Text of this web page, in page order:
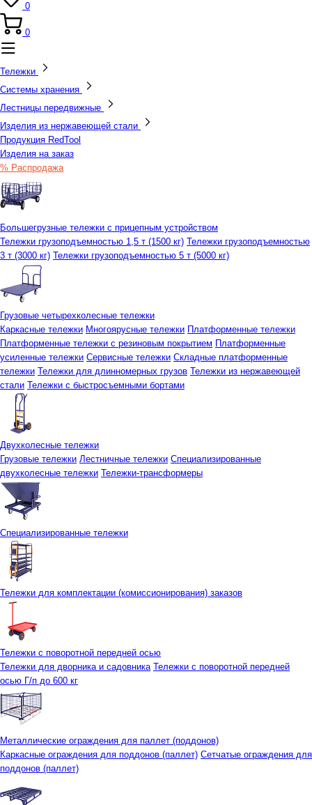
0
0
Тележки
Системы хранения
Лестницы передвижные
Изделия из нержавеющей стали
Продукция RedTool
Изделия на заказ
% Распродажа
Большегрузные тележки с прицепным устройством
Тележки грузоподъемностью 1,5 т (1500 кг) Тележки грузоподъемностью
3 т (3000 кг) Тележки грузоподъемностью 5 т (5000 кг)
Грузовые четырехколесные тележки
Каркасные тележки Многоярусные тележки Платформенные тележки
Платформенные тележки с резиновым покрытием Платформенные
усиленные тележки Сервисные тележки Складные платформенные
тележки Тележки для длинномерных грузов Тележки из нержавеющей
стали Тележки с быстросъемными бортами
Двухколесные тележки
Грузовые тележки Лестничные тележки Специализированные
двухколесные тележки Тележки-трансформеры
Специализированные тележки
Тележки для комплектации (комиссионирования) заказов
Тележки с поворотной передней осью
Тележки для дворника и садовника Тележки с поворотной передней
осью Г/п до 600 кг
Металлические ограждения для паллет (поддонов)
Каркасные ограждения для поддонов (паллет) Сетчатые ограждения для
поддонов (паллет)